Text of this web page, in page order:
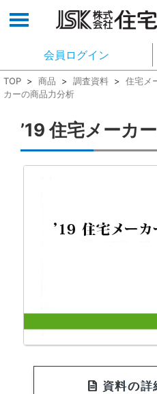
会員ログイン
TOP > 商品 > 調査資料 > 住宅メ
カーの商品力分析
’19 住宅メーカ
資料の詳